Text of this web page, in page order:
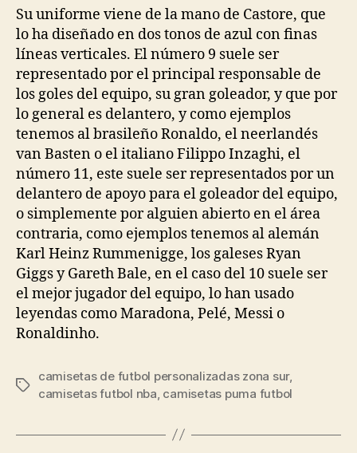
entrada
entrada
Su uniforme viene de la mano de Castore, que
lo ha diseñado en dos tonos de azul con finas
líneas verticales. El número 9 suele ser
representado por el principal responsable de
los goles del equipo, su gran goleador, y que por
lo general es delantero, y como ejemplos
tenemos al brasileño Ronaldo, el neerlandés
van Basten o el italiano Filippo Inzaghi, el
número 11, este suele ser representados por un
delantero de apoyo para el goleador del equipo,
o simplemente por alguien abierto en el área
contraria, como ejemplos tenemos al alemán
Karl Heinz Rummenigge, los galeses Ryan
Giggs y Gareth Bale, en el caso del 10 suele ser
el mejor jugador del equipo, lo han usado
leyendas como Maradona, Pelé, Messi o
Ronaldinho.
Etiquetas
camisetas de futbol personalizadas zona sur,
camisetas futbol nba camisetas puma futbol